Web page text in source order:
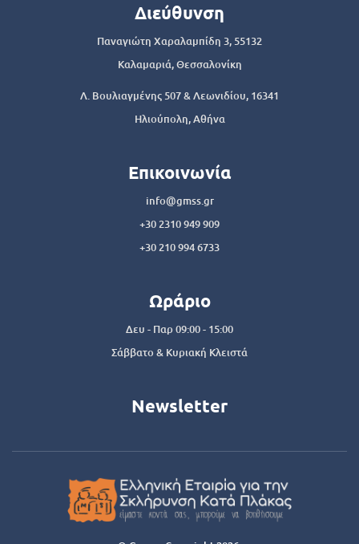
Διεύθυνση
Παναγιώτη Χαραλαμπίδη 3, 55132
Καλαμαριά, Θεσσαλονίκη
Λ. Βουλιαγμένης 507 & Λεωνιδίου, 16341
Ηλιούπολη, Αθήνα
Επικοινωνία
info@gmss.gr
+30 2310 949 909
+30 210 994 6733
Ωράριο
Δευ - Παρ 09:00 - 15:00
Σάββατο & Κυριακή Κλειστά
Newsletter